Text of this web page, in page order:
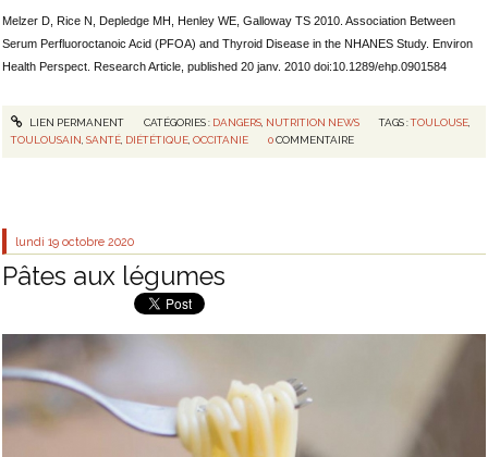
Melzer D, Rice N, Depledge MH, Henley WE, Galloway TS 2010. Association Between
Serum Perfluoroctanoic Acid (PFOA) and Thyroid Disease in the NHANES Study. Environ
Health Perspect. Research Article, published 20 janv. 2010 doi:10.1289/ehp.0901584
LIEN PERMANENT CATÉGORIES : DANGERS, NUTRITION NEWS TAGS :TOULOUSE
TOULOUSAIN ,SANTÉ DIÉTÉTIQUE ,OCCITANIE 0 COMMENTAIRE
lundi 19 octobre 2020
Pâtes aux légumes